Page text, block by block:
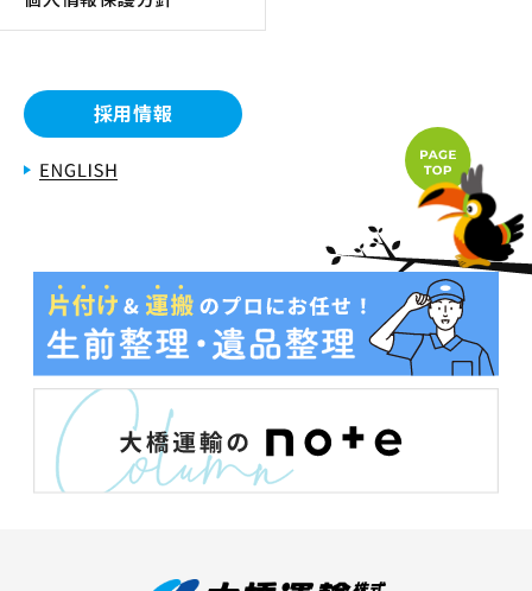
採用情報